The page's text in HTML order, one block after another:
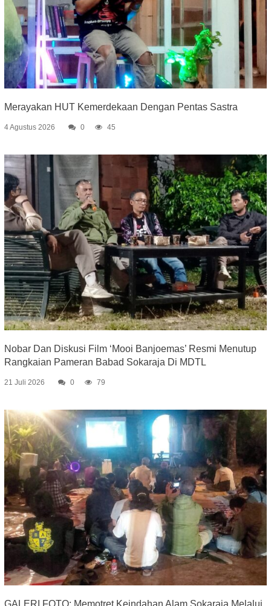
Merayakan HUT Kemerdekaan Dengan Pentas Sastra
4 Agustus 2026 0 45
Nobar Dan Diskusi Film ‘Mooi Banjoemas’ Resmi Menutup
Rangkaian Pameran Babad Sokaraja Di MDTL
21 Juli 2026 0 79
GALERI FOTO: Memotret Keindahan Alam Sokaraja Melalui